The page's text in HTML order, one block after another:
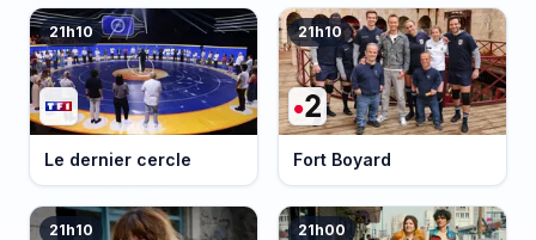
21h10
Le dernier cercle
21h10
Fort Boyard
21h10 21h00